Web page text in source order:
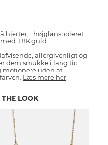
hjerter, i højglanspoleret
18K guld.
allergivenligt og
dem smukke i lang tid.
motionere uden at
Læs mere her
THE LOOK